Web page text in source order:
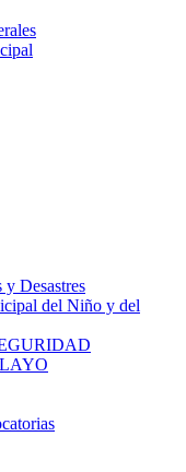
Desastres
del Niño y del